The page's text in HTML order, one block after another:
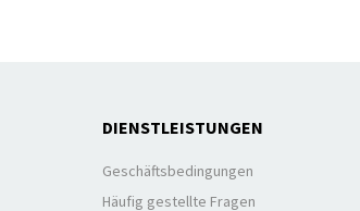
DIENSTLEISTUNGEN
Geschäftsbedingungen
Häufig gestellte Fragen